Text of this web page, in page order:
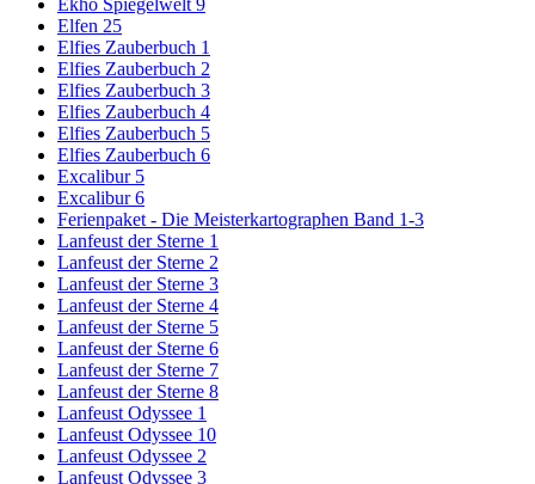
Ekhö Spiegelwelt 9
Elfen 25
Elfies Zauberbuch 1
Elfies Zauberbuch 2
Elfies Zauberbuch 3
Elfies Zauberbuch 4
Elfies Zauberbuch 5
Elfies Zauberbuch 6
Excalibur 5
Excalibur 6
Ferienpaket - Die Meisterkartographen Band 1-3
Lanfeust der Sterne 1
Lanfeust der Sterne 2
Lanfeust der Sterne 3
Lanfeust der Sterne 4
Lanfeust der Sterne 5
Lanfeust der Sterne 6
Lanfeust der Sterne 7
Lanfeust der Sterne 8
Lanfeust Odyssee 1
Lanfeust Odyssee 10
Lanfeust Odyssee 2
Lanfeust Odyssee 3